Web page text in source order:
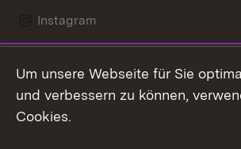
Instagram
Mastodon
Youtube
Um unsere Webseite für Sie
und verbessern zu können,
Cookies.